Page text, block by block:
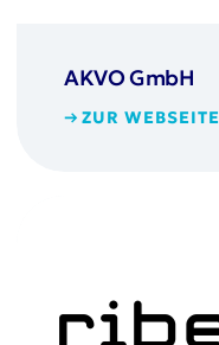
AKVO GmbH
ZUR WEBSEITE